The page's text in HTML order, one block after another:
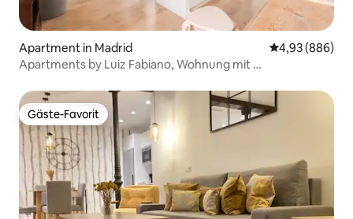
Apartment in Madrid
4,93 (886)
Apartments by Luiz Fabiano, Wohnung mit …
Gäste-Favorit
Gäste-Favorit